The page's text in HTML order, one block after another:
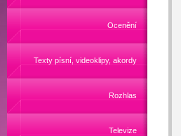
Ocenění
Texty písní, videoklipy, akordy
Rozhlas
Televize